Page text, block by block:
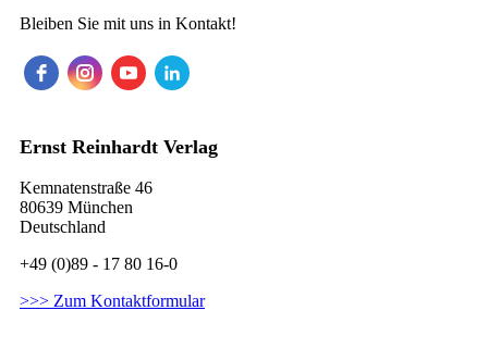
Bleiben Sie mit uns in Kontakt!
Ernst Reinhardt Verlag
Kemnatenstraße 46
80639 München
Deutschland
+49 (0)89 - 17 80 16-0
>>> Zum Kontaktformular